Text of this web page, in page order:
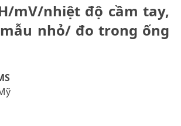
mV/nhiệt độ cầm tay,
nhỏ/ đo trong ống